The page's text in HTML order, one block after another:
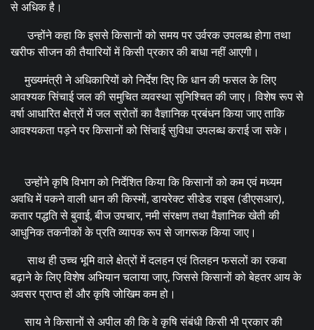
से अधिक है।
उन्होंने कहा कि इससे किसानों को समय पर उर्वरक उपलब्ध होगा तथा
खरीफ सीजन की तैयारियों में किसी प्रकार की बाधा नहीं आएगी।
मुख्यमंत्री ने अधिकारियों को निर्देश दिए कि धान की फसल के लिए
आवश्यक सिंचाई जल की समुचित व्यवस्था सुनिश्चित की जाए। विशेष रूप से
वर्षा आधारित क्षेत्रों में जल स्रोतों का वैज्ञानिक प्रबंधन किया जाए ताकि
आवश्यकता पड़ने पर किसानों को सिंचाई सुविधा उपलब्ध कराई जा सके।
उन्होंने कृषि विभाग को निर्देशित किया कि किसानों को कम एवं मध्यम
अवधि में पकने वाली धान की किस्मों, डायरेक्ट सीडेड राइस (डीएसआर),
कतार पद्धति से बुवाई, बीज उपचार, नमी संरक्षण तथा वैज्ञानिक खेती की
आधुनिक तकनीकों के प्रति व्यापक रूप से जागरूक किया जाए।
साथ ही उच्च भूमि वाले क्षेत्रों में दलहन एवं तिलहन फसलों का रकबा
बढ़ाने के लिए विशेष अभियान चलाया जाए, जिससे किसानों को बेहतर आय के
अवसर प्राप्त हों और कृषि जोखिम कम हो।
साय ने किसानों से अपील की कि वे कृषि संबंधी किसी भी प्रकार की